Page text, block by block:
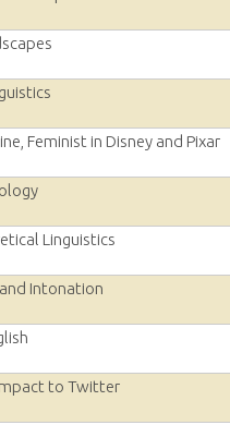
Feminist in Disney and Pixar
Linguistics
Intonation
to Twitter